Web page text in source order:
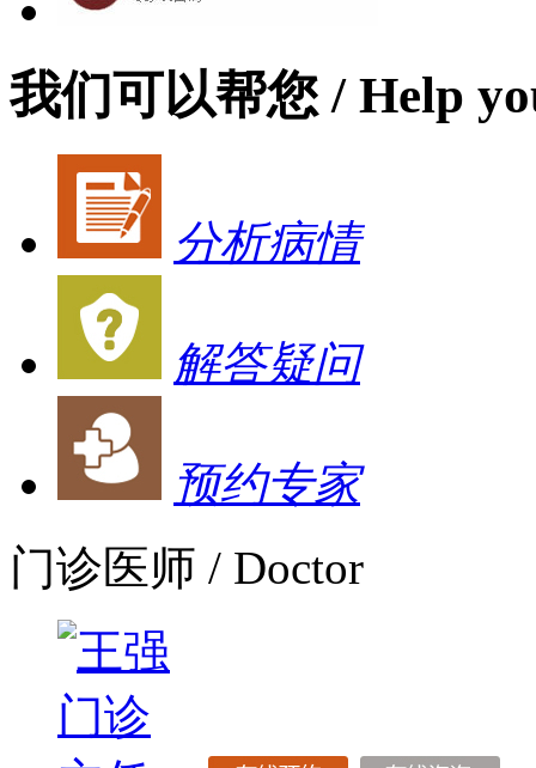
我们可以帮您 / Help
分析病情
解答疑问
预约专家
门诊医师 / Doctor